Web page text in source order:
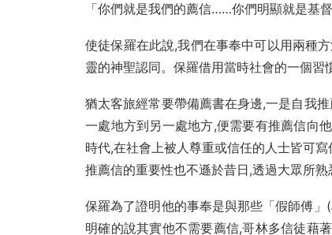
「你們就是我們的薦信……你們明顯就是
使徒保羅在此說,我們在事奉中可以用兩種
靈的神聖認同。保羅借用當時社會的一個習
猶太客旅經常要帶備薦書在身邊,一是自我
一處地方到另一處地方,便需要有推薦信向
時代,在社會上被人尊重或信任的人士皆可
推薦信的重要性也不遜於昔日,透過大眾所
保羅為了證明他的事奉是與那些「假師傅
明確的說其實他不需要薦信,哥林多信徒藉